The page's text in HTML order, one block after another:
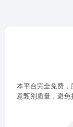
本平台完全免费
意甄别质量，避